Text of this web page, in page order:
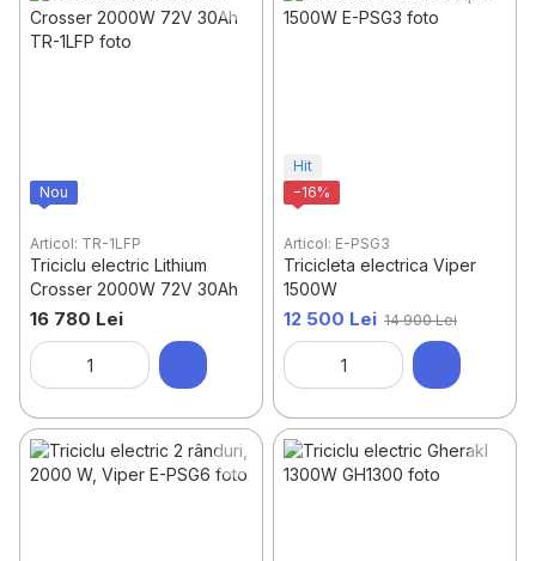
Piese și accesorii pentru triciclete electrice
Nou
Articol: TR-1LFP
Triciclu electric Lithium
Crosser 2000W 72V 30Ah
16 780 Lei
Hit
−16%
Articol: E-PSG3
Tricicleta electrica Viper
1500W
12 500 Lei 14 900 Lei